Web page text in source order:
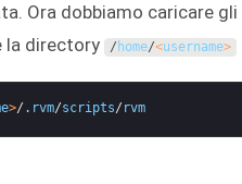
Ora dobbiamo caricare
la directory
/ home/<username>
>/ . rvm/scripts/ rvm